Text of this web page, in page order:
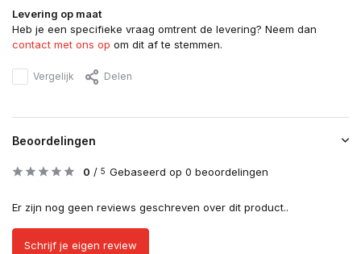
Levering op maat
Heb je een specifieke vraag omtrent de levering? Neem dan
contact met ons op om dit af te stemmen.
Vergelijk Delen
Beoordelingen
0 / 5 Gebaseerd op 0 beoordelingen
Er zijn nog geen reviews geschreven over dit product..
Schrijf je eigen review